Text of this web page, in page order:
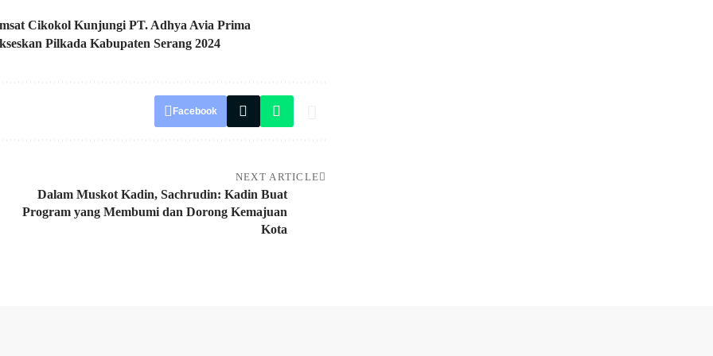
Cikokol Kunjungi PT. Adhya Avia Prima
Pilkada Kabupaten Serang 2024
Facebook
NEXT ARTICLE
Dalam Muskot Kadin, Sachrudin: Kadin Buat
Program yang Membumi dan Dorong Kemajuan
Kota